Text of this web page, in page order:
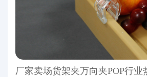
厂家卖场货架夹万向夹POP行业